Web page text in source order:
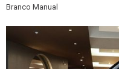
Branco Manual